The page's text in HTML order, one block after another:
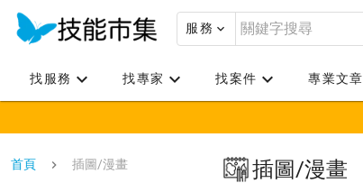
服務
找服務 找專家 找案件 專業文章
首頁 插圖/漫畫 插圖/漫畫